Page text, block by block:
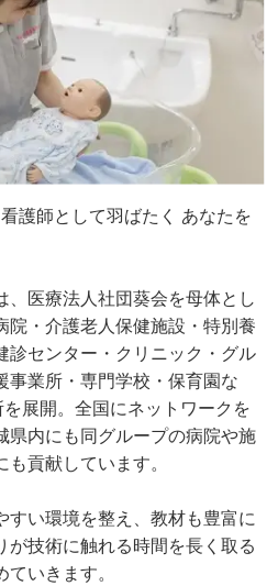
護師として羽ばたく あなたを
医療法人社団葵会を母体とし
院・介護老人保健施設・特別養
診センター・クリニック・グル
事業所・専門学校・保育園な
展開。全国にネットワークを
県内にも同グループの病院や施
貢献しています。
い環境を整え、教材も豊富に
が技術に触れる時間を長く取る
いきます。